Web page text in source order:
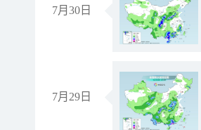
7月30日
7月29日